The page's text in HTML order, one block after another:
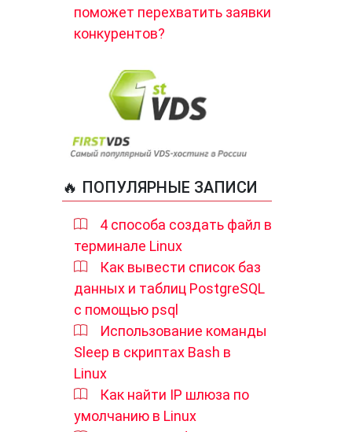
поможет перехватить заявки
конкурентов?
🔥 ПОПУЛЯРНЫЕ ЗАПИСИ
4 способа создать файл в
терминале Linux
Как вывести список баз
данных и таблиц PostgreSQL
с помощью psql
Использование команды
Sleep в скриптах Bash в
Linux
Как найти IP шлюза по
умолчанию в Linux